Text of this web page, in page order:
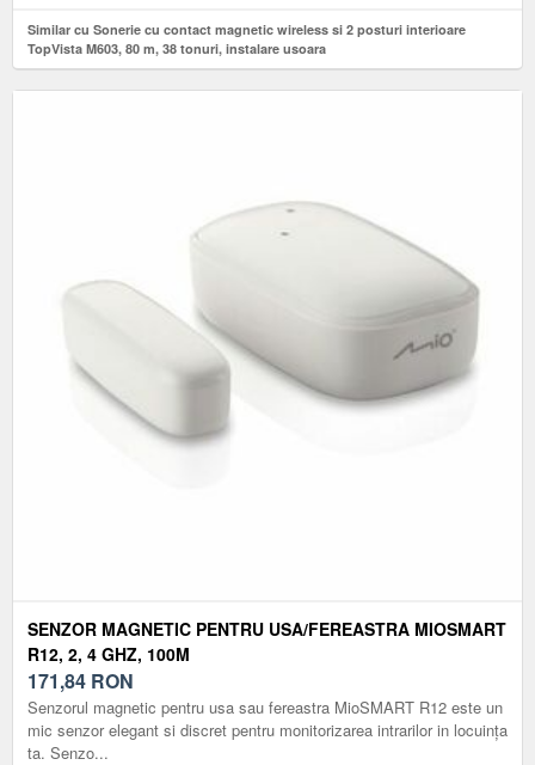
Similar cu Sonerie cu contact magnetic wireless si 2 posturi interioare
TopVista M603, 80 m, 38 tonuri, instalare usoara
SENZOR MAGNETIC PENTRU USA/FEREASTRA MIOSMART
R12, 2, 4 GHZ, 100M
171,84 RON
Senzorul magnetic pentru usa sau fereastra MioSMART R12 este un
mic senzor elegant si discret pentru monitorizarea intrarilor in locuința
ta. Senzo...